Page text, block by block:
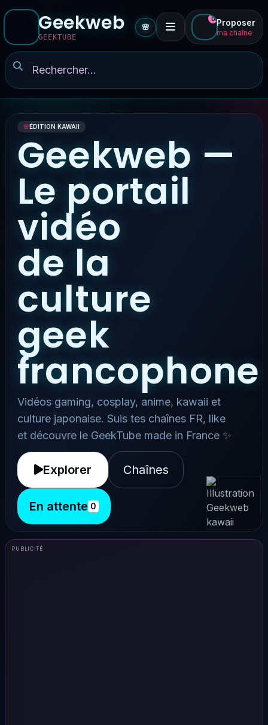
Geekweb
GEEKTUBE
🌸
0 Proposer
ma chaîne
🌸ÉDITION KAWAII
Geekweb —
Le portail
vidéo
de la
culture
geek
francophone
Vidéos gaming, cosplay, anime, kawaii et
culture japonaise. Suis tes chaînes FR, like
et découvre le GeekTube made in France ✨
Explorer Chaînes
En attente 0
PUBLICITÉ